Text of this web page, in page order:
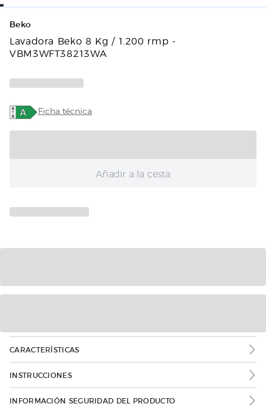
Beko
Lavadora Beko 8 Kg / 1.200 rmp -
VBM3WFT38213WA
Ficha técnica
Añadir a la cesta
CARACTERÍSTICAS
INSTRUCCIONES
INFORMACIÓN SEGURIDAD DEL PRODUCTO